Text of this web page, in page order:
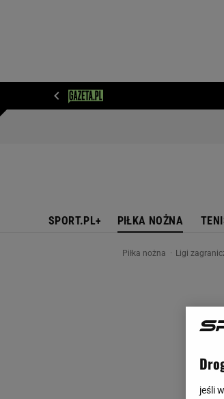
SPORT.PL+ PIŁKA NOŻNA
Piłka nożna Ligi
jeśli